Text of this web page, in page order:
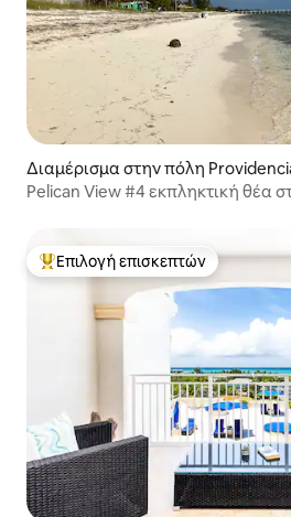
Διαμέρισμα στην πόλη
Pelican View #4 εκπληκτική θέα
Κορυφαία επιλογή επισκεπτών
Επιλογή επισκεπτών